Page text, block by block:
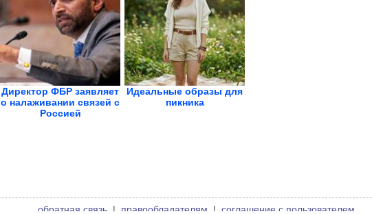
Директор ФБР заявляет
о налаживании связей с
Россией
Идеальные образы для
пикника
обратная связь | правообладателям | соглашение с пользователем